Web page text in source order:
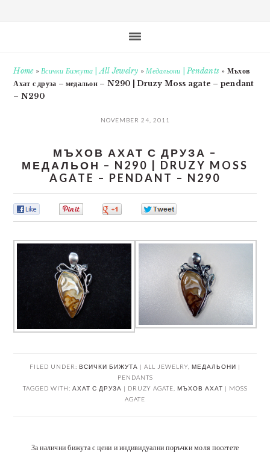
Home»Всички Бижута | All Jewelry »Медальони | Pendants » Мъхов
Ахат с друза – медальон – N290 | Druzy Moss agate – pendant
– N290
NOVEMBER 24, 2011
МЪХОВ АХАТ С ДРУЗА –
МЕДАЛЬОН – N290 | DRUZY MOSS
AGATE – PENDANT – N290
FILED UNDER: ВСИЧКИ БИЖУТА | ALL JEWELRY МЕДАЛЬОНИ |
PENDANTS
TAGGED WITH: АХАТ С ДРУЗА | DRUZY AGATE МЪХОВ АХАТ | MOSS
AGATE
За налични бижута с цени и индивидуални поръчки моля посетете